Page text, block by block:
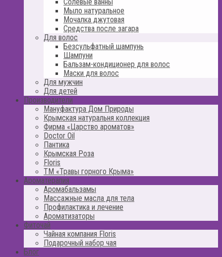
Мыло натуральное
Мочалка джутовая
Средства после загара
Для волос
Безсульфатный шампунь
Шампуни
Бальзам-кондиционер для волос
Маски для волос
Для мужчин
Для детей
Производители
Мануфактура Дом Природы
Крымская натуральня коллекция
Фирма «Царство ароматов»
Doctor Oil
Пантика
Крымская Роза
Floris
ТМ «Травы горного Крыма»
Ароматерапия
Аромабальзамы
Массажные масла для тела
Профилактика и лечение
Ароматизаторы
Фиточай
Чайная компания Floris
Подарочный набор чая
Блог